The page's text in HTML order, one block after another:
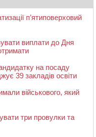
п’ятиповерховий
виплати до Дня
на посаду
39 закладів освіти
військового, який
три провулки та